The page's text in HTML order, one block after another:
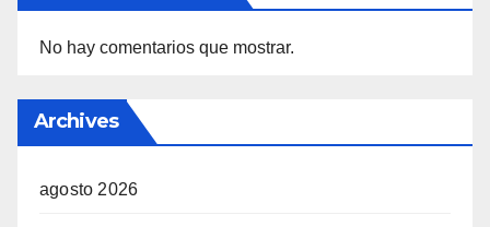
No hay comentarios que mostrar.
Archives
agosto 2026